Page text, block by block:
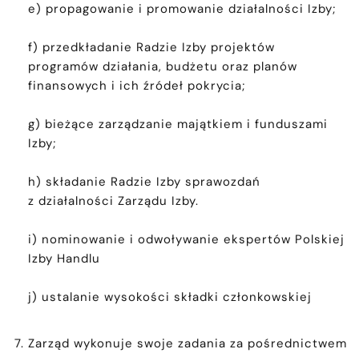
e) propagowanie i promowanie działalności Izby;
f) przedkładanie Radzie Izby projektów
programów działania, budżetu oraz planów
finansowych i ich źródeł pokrycia;
g) bieżące zarządzanie majątkiem i funduszami
Izby;
h) składanie Radzie Izby sprawozdań
z działalności Zarządu Izby.
i) nominowanie i odwoływanie ekspertów Polskiej
Izby Handlu
j) ustalanie wysokości składki członkowskiej
Zarząd wykonuje swoje zadania za pośrednictwem